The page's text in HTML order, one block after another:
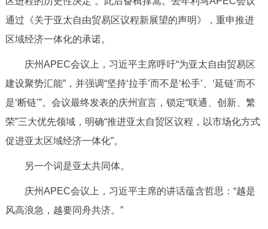
通过《关于亚太自由贸易区议程新展望的声明》，重申推进
区域经济一体化的承诺。
庆州APEC会议上，习近平主席呼吁“为亚太自由贸易区
建设聚势汇能”，并强调“坚持‘拉手’而不是‘松手’、‘延链’而不
是‘断链’”。会议最终发表的庆州宣言，锁定“联通、创新、繁
荣”三大优先领域，明确“推进亚太自贸区议程，以市场化方式
促进亚太区域经济一体化”。
另一个词是亚太共同体。
庆州APEC会议上，习近平主席的讲话蕴含哲思：“越是
风高浪急，越要同舟共济。”